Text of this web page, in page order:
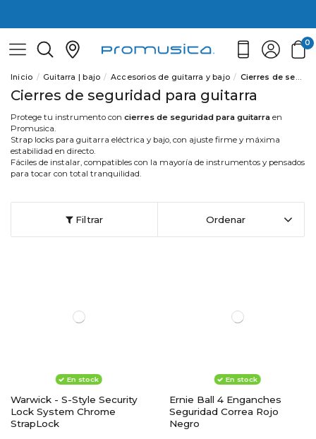
0
Inicio Guitarra | bajo Accesorios de guitarra y bajo Cierres de seguridad para guitarra
Cierres de seguridad para guitarra
Protege tu instrumento con cierres de seguridad para guitarra en
Promusica.
Strap locks para guitarra eléctrica y bajo, con ajuste firme y máxima
estabilidad en directo.
Fáciles de instalar, compatibles con la mayoría de instrumentos y pensados
para tocar con total tranquilidad.
Filtrar Ordenar
En stock
Warwick - S-Style Security
Lock System Chrome
StrapLock
En stock
Ernie Ball 4 Enganches
Seguridad Correa Rojo
Negro